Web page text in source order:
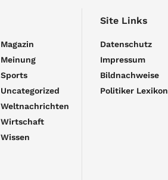
Magazin
Meinung
Sports
Uncategorized
Weltnachrichten
Wirtschaft
Wissen
Site Links
Datenschutz
Impressum
Bildnachweise
Politiker Lexikon